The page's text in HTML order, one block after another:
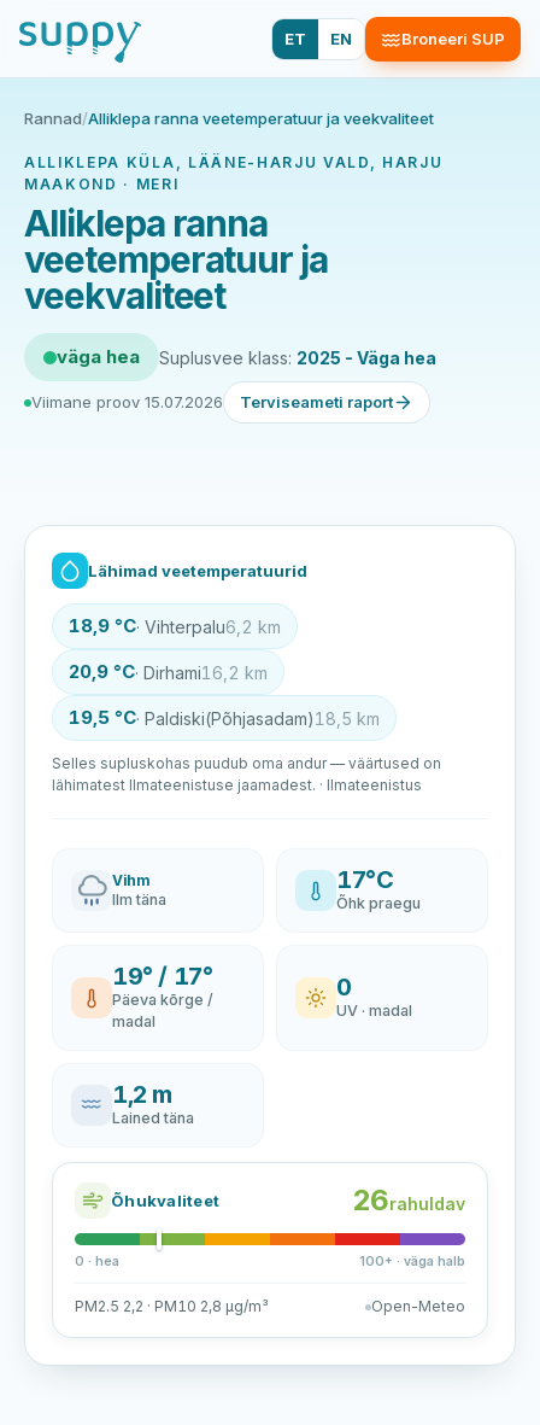
ET EN Broneeri SUP
Rannad/Alliklepa ranna veetemperatuur ja veekvaliteet
ALLIKLEPA KÜLA, LÄÄNE-HARJU VALD, HARJU
MAAKOND · MERI
Alliklepa ranna
veetemperatuur ja
veekvaliteet
väga hea Suplusvee klass: 2025 - Väga hea
Viimane proov 15.07.2026 Terviseameti raport
Lähimad veetemperatuurid
18,9 °C· Vihterpalu6,2 km
20,9 °C· Dirhami16,2 km
19,5 °C· Paldiski(Põhjasadam)18,5 km
Selles supluskohas puudub oma andur — väärtused on
lähimatest Ilmateenistuse jaamadest. · Ilmateenistus
Vihm
Ilm täna
17°C
Õhk praegu
19° / 17°
Päeva kõrge /
madal
0
UV · madal
1,2 m
Lained täna
Õhukvaliteet 26rahuldav
0 · hea 100+ · väga halb
PM2.5 2,2 · PM10 2,8 µg/m³ Open-Meteo